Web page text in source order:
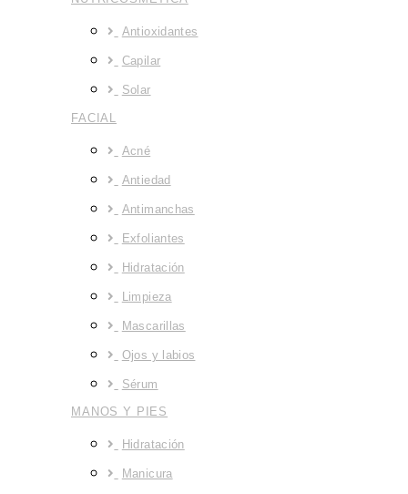
Antioxidantes
Capilar
Solar
FACIAL
Acné
Antiedad
Antimanchas
Exfoliantes
Hidratación
Limpieza
Mascarillas
Ojos y labios
Sérum
MANOS Y PIES
Hidratación
Manicura